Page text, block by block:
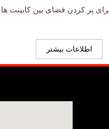
اطلاعات بیشتر